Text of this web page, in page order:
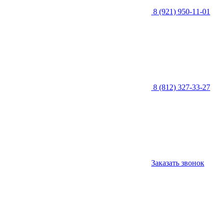
8 (921) 950-11-01
8 (812) 327-33-27
Заказать звонок